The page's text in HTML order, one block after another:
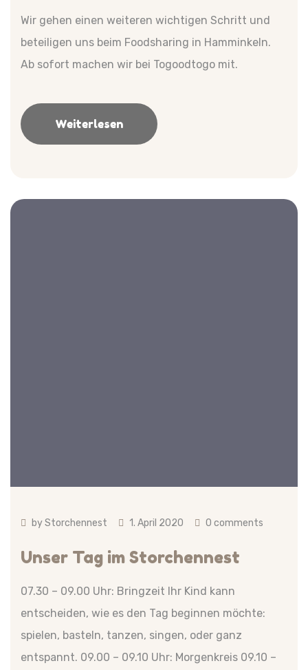
Wir gehen einen weiteren wichtigen Schritt und
beteiligen uns beim Foodsharing in Hamminkeln.
Ab sofort machen wir bei Togoodtogo mit.
Weiterlesen
byStorchennest 1. April 2020 0 comments
Unser Tag im Storchennest
07.30 – 09.00 Uhr: Bringzeit Ihr Kind kann
entscheiden, wie es den Tag beginnen möchte:
spielen, basteln, tanzen, singen, oder ganz
entspannt. 09.00 – 09.10 Uhr: Morgenkreis 09.10 –